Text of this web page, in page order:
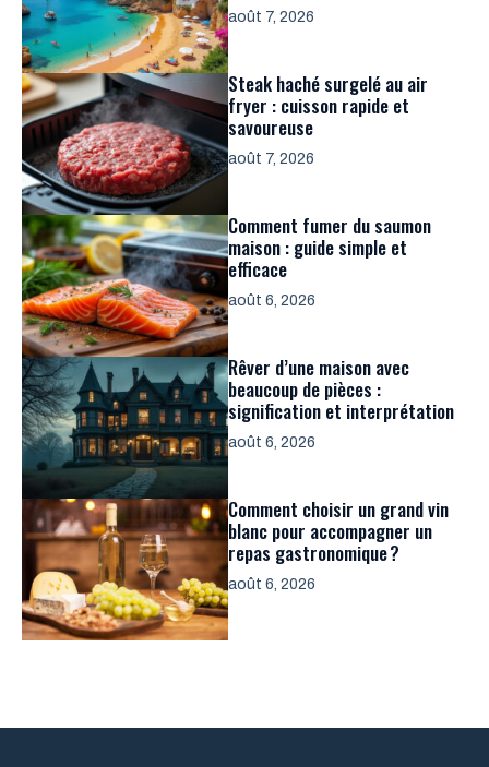
août 7, 2026
Steak haché surgelé au air
fryer : cuisson rapide et
savoureuse
août 7, 2026
Comment fumer du saumon
maison : guide simple et
efficace
août 6, 2026
Rêver d’une maison avec
beaucoup de pièces :
signification et interprétation
août 6, 2026
Comment choisir un grand vin
blanc pour accompagner un
repas gastronomique ?
août 6, 2026